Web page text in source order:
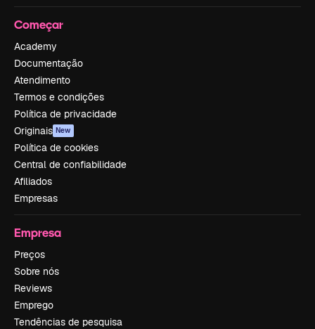
Começar
Academy
Documentação
Atendimento
Termos e condições
Política de privacidade
Originais New
Política de cookies
Central de confiabilidade
Afiliados
Empresas
Empresa
Preços
Sobre nós
Reviews
Emprego
Tendências de pesquisa